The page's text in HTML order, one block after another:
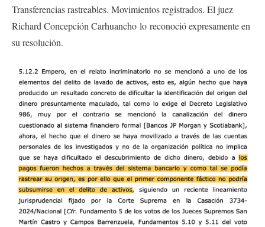
Transferencias rastreables. Movimientos registrados. El juez
Richard Concepción Carhuancho lo reconoció expresamente en
su resolución.